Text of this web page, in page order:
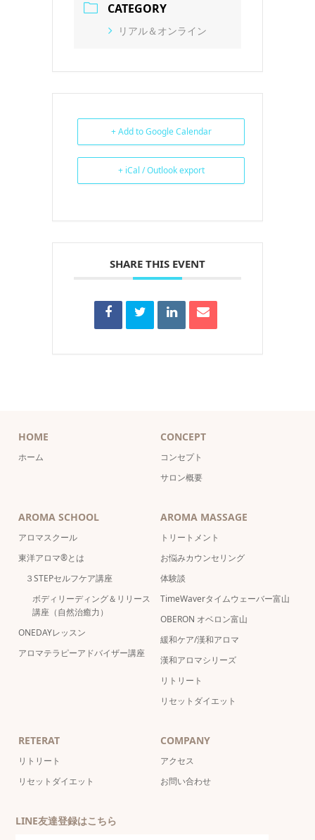
CATEGORY
リアル＆オンライン
+ Add to Google Calendar
+ iCal / Outlook export
SHARE THIS EVENT
HOME
ホーム
CONCEPT
コンセプト
サロン概要
AROMA SCHOOL
アロマスクール
東洋アロマ®とは
３STEPセルフケア講座
ボディリーディング＆リリース
講座（自然治癒力）
ONEDAYレッスン
アロマテラピーアドバイザー講座
AROMA MASSAGE
トリートメント
お悩みカウンセリング
体験談
TimeWaverタイムウェーバー富山
OBERON オベロン富山
緩和ケア/漢和アロマ
漢和アロマシリーズ
リトリート
リセットダイエット
RETERAT
リトリート
リセットダイエット
COMPANY
アクセス
お問い合わせ
LINE友達登録はこちら